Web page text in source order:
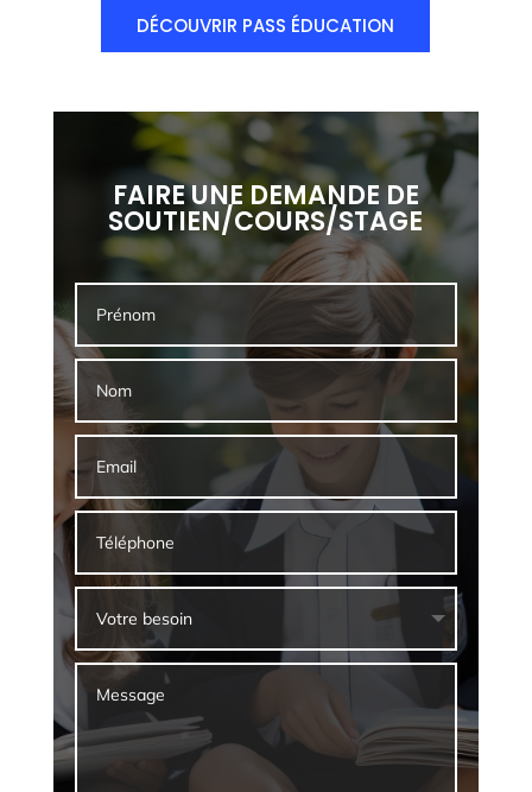
DÉCOUVRIR PASS ÉDUCATION
FAIRE UNE DEMANDE DE
SOUTIEN/COURS/STAGE